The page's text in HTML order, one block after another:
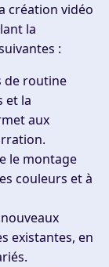
création vidéo
la
:
de routine
et la
aux
le montage
couleurs et à
existantes, en